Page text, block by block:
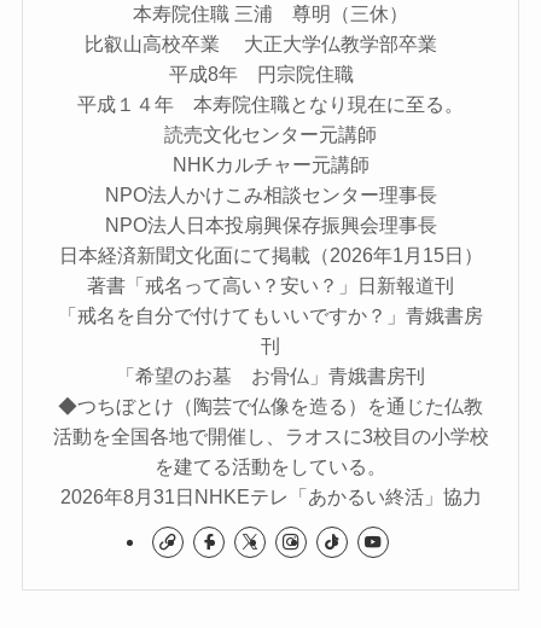
本寿院住職 三浦 尊明（三休）
比叡山高校卒業 大正大学仏教学部卒業
平成8年 円宗院住職
平成１４年 本寿院住職となり現在に至る。
読売文化センター元講師
NHKカルチャー元講師
NPO法人かけこみ相談センター理事長
NPO法人日本投扇興保存振興会理事長
日本経済新聞文化面にて掲載（2026年1月15日）
著書「戒名って高い？安い？」日新報道刊
「戒名を自分で付けてもいいですか？」青娥書房
刊
「希望のお墓 お骨仏」青娥書房刊
◆つちぼとけ（陶芸で仏像を造る）を通じた仏教
活動を全国各地で開催し、ラオスに3校目の小学校
を建てる活動をしている。
2026年8月31日NHKEテレ「あかるい終活」協力